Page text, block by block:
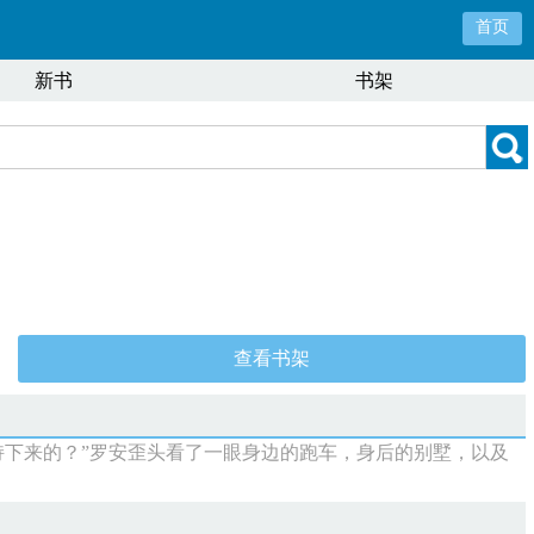
首页
新书 书架
查看书架
来的？”罗安歪头看了一眼身边的跑车，身后的别墅，以及